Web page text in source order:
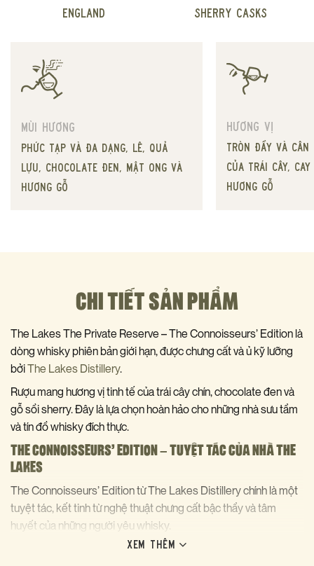
England
Sherry Casks
Mùi hương
phức tạp và đa dạng, lê, quả
lựu, chocolate đen, mật ong và
hương gỗ
Hương vị
tròn đầy và cân
của trái cây,
hương gỗ
CHI TIẾT SẢN PHẨM
The Lakes The Private Reserve – The Connoisseurs’ Edition là
dòng whisky phiên bản giới hạn, được chưng cất và ủ kỹ lưỡng
bởiThe Lakes Distillery.
Rượu mang hương vị tinh tế của trái cây chín, chocolate đen và
gỗ sồi sherry. Đây là lựa chọn hoàn hảo cho những nhà sưu tầm
và tín đồ whisky đích thực.
THE CONNOISSEURS’ EDITION – TUYỆT TÁC CỦA NHÀ THE
LAKES
The Connoisseurs’ Edition từ The Lakes Distillery chính là một
tuyệt tác, kết tinh từ nghệ thuật chưng cất bậc thầy và tâm
huyết của những người yêu whisky.
Chai rượu là sự khởi nguồn cho một hành trình khám phá hương
XEM THÊM